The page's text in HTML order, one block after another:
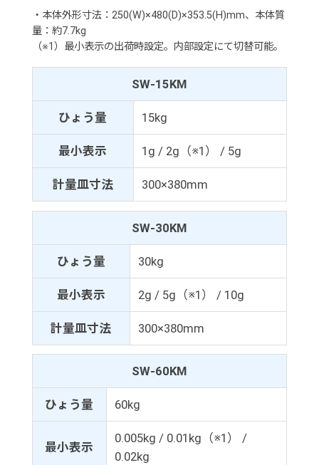
・本体外形寸法：250(W)×480(D)×353.5(H)mm、本体質
量：約7.7kg
（※1）最小表示の出荷時設定。内部設定にて切替可能。
SW-15KM
ひょう量 15kg
最小表示 1g / 2g（※1） / 5g
計量皿寸法 300×380mm
SW-30KM
ひょう量 30kg
最小表示 2g / 5g（※1） / 10g
計量皿寸法 300×380mm
SW-60KM
ひょう量 60kg
最小表示
0.005kg / 0.01kg（※1） /
0.02kg